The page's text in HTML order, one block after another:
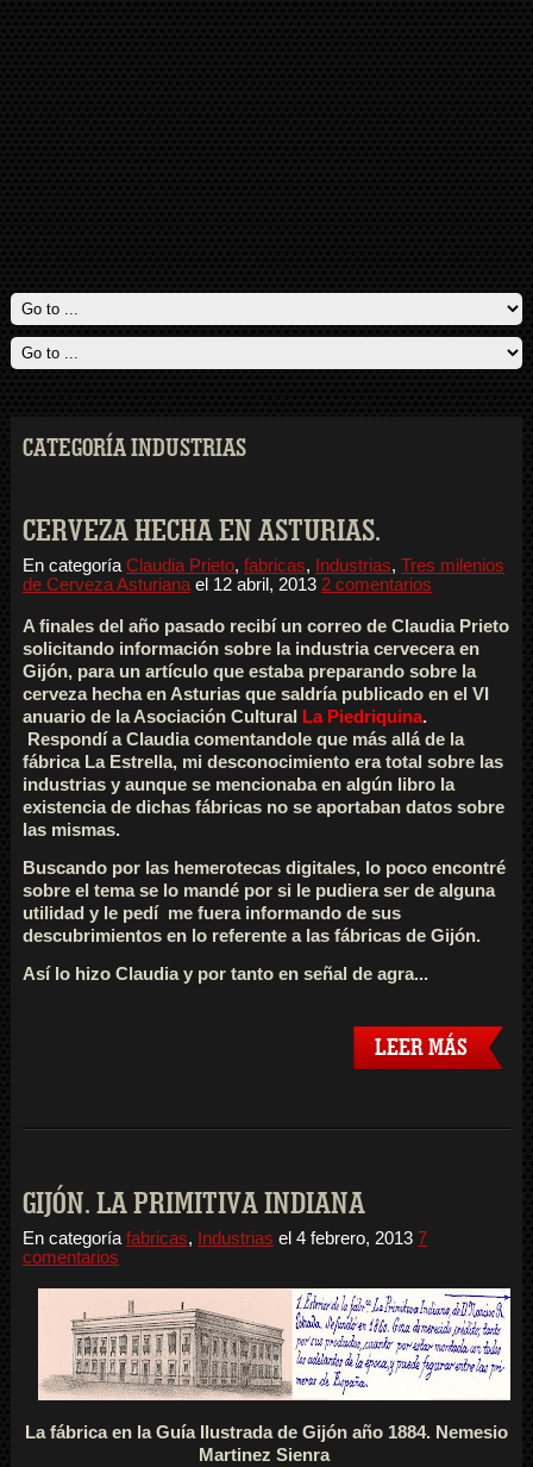
CATEGORÍA INDUSTRIAS
CERVEZA HECHA EN ASTURIAS.
En categoría Claudia Prieto, fabricas, Industrias, Tres milenios
de Cerveza Asturianael 12 abril, 2013 2 comentarios
A finales del año pasado recibí un correo de Claudia Prieto
solicitando información sobre la industria cervecera en
Gijón, para un artículo que estaba preparando sobre la
cerveza hecha en Asturias que saldría publicado en el VI
anuario de la Asociación Cultural
La Piedriquina.
Respondí a Claudia comentandole que más allá de la
fábrica La Estrella, mi desconocimiento era total sobre las
industrias y aunque se mencionaba en algún libro la
existencia de dichas fábricas no se aportaban datos sobre
las mismas.
Buscando por las hemerotecas digitales, lo poco encontré
sobre el tema se lo mandé por si le pudiera ser de alguna
utilidad y le pedí me fuera informando de sus
descubrimientos en lo referente a las fábricas de Gijón.
Así lo hizo Claudia y por tanto en señal de agra...
LEER MÁS
GIJÓN. LA PRIMITIVA INDIANA
En categoría fabricas, Industrias el 4 febrero, 2013 7
comentarios
La fábrica en la Guía Ilustrada de Gijón año 1884. Nemesio
Martinez Sienra